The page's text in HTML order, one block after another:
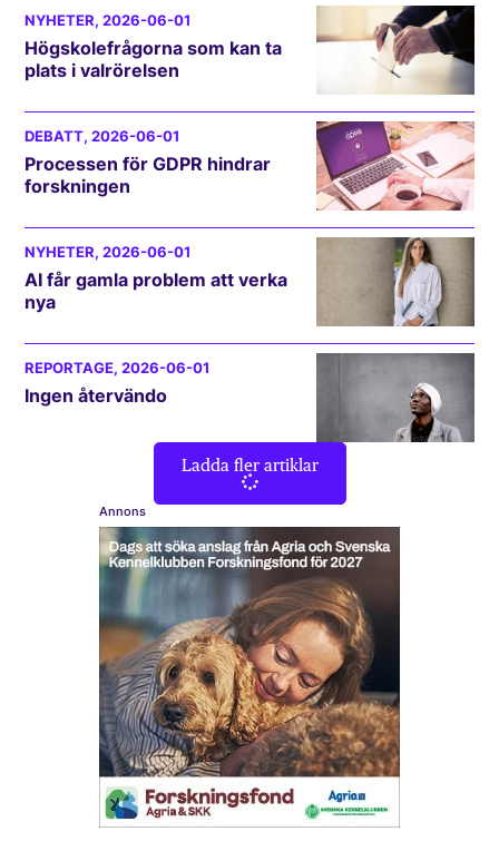
NYHETER, 2026-06-01
Högskolefrågorna som kan ta
plats i valrörelsen
DEBATT, 2026-06-01
Processen för GDPR hindrar
forskningen
NYHETER, 2026-06-01
AI får gamla problem att verka
nya
REPORTAGE, 2026-06-01
Ingen återvändo
Ladda fler artiklar
Annons